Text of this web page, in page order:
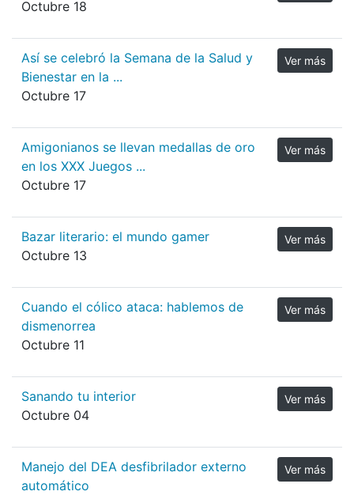
Octubre 18
Así se celebró la Semana de la Salud y
Bienestar en la ...
Octubre 17
Ver más
Amigonianos se llevan medallas de oro
en los XXX Juegos ...
Octubre 17
Ver más
Bazar literario: el mundo gamer
Octubre 13
Ver más
Cuando el cólico ataca: hablemos de
dismenorrea
Octubre 11
Ver más
Sanando tu interior
Octubre 04
Ver más
Manejo del DEA desfibrilador externo
automático
Ver más